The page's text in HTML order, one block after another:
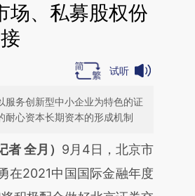
场、私募股权份
试听
服务创新型中小企业为特色的证
耐心资本长期资本的形成机制
加这段话：本文由第三方
新文章
者 全月） 9月4日，北京市
在2021中国国际金融年度